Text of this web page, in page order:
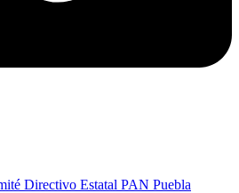
Directivo Estatal PAN Puebla